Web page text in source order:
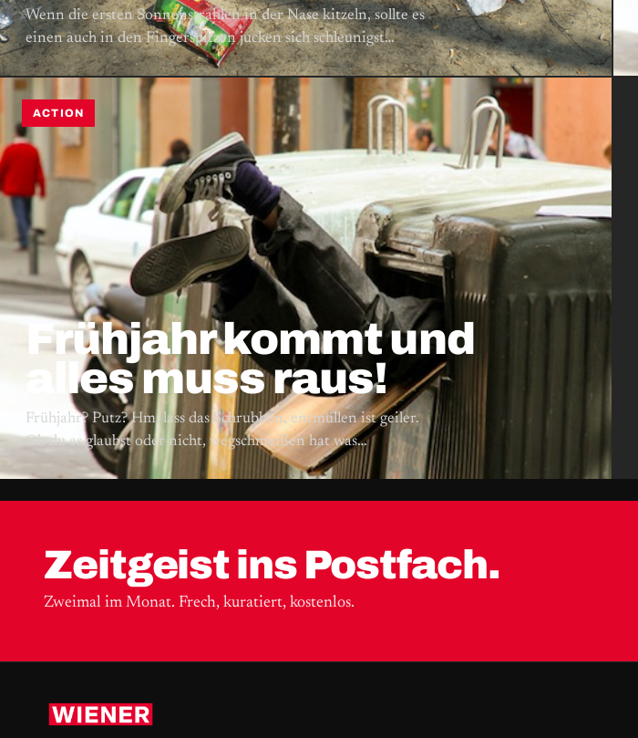
Wenn die ersten Sonnenstrahlen in der Nase kitzeln, sollte es
einen auch in den Fingerspitzen jucken sich schleunigst…
ACTION
Frühjahr kommt und
alles muss raus!
Frühjahr? Putz? Hm, lass das Schrubben, entmüllen ist geiler.
Ob du es glaubst oder nicht, wegschmeißen hat was…
Zeitgeist ins Postfach.
Zweimal im Monat. Frech, kuratiert, kostenlos.